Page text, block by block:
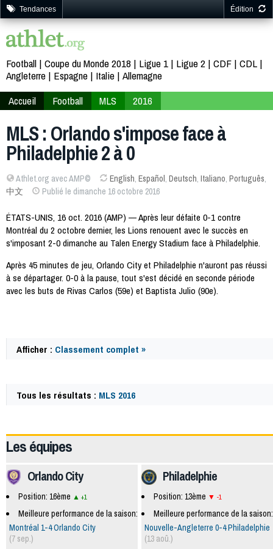
Tendances Édition
Football Coupe du Monde 2018 Ligue 1 Ligue 2 CDF CDL
Angleterre
Espagne Italie Allemagne
Accueil
Football MLS 2016
MLS : Orlando s'impose face à
Philadelphie 2 à 0
Athlet.org avec AMP© English, Español, Deutsch, Italiano, Português,
中文
Publié le dimanche 16 octobre 2016
ÉTATS-UNIS, 16 oct. 2016 (AMP) — Après leur défaite 0-1 contre
Montréal du 2 octobre dernier, les Lions renouent avec le succès en
s'imposant 2-0 dimanche au Talen Energy Stadium face à Philadelphie.
Après 45 minutes de jeu, Orlando City et Philadelphie n'auront pas réussi
à se départager. 0-0 à la pause, tout s'est décidé en seconde période
avec les buts de Rivas Carlos (59e) et Baptista Julio (90e).
Afficher : Classement complet »
Tous les résultats : MLS 2016
Les équipes
Philadelphie
Position: 13ème -1
Meilleure performance de la saison:
Nouvelle-Angleterre 0-4 Philadelphie
(13 aoû.)
Orlando City
Position: 16ème +1
Meilleure performance de la saison:
Montréal 1-4 Orlando City
(7 sep.)